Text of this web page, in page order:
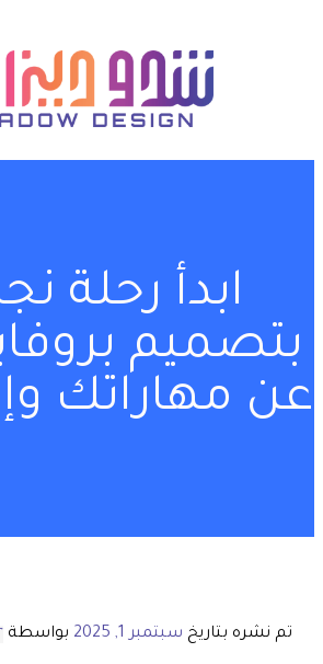
ابدأ رحلة
بتصميم
عن مهاراتك
تم نشره بتاريخ سبتمبر 1, 2025 بواسطة